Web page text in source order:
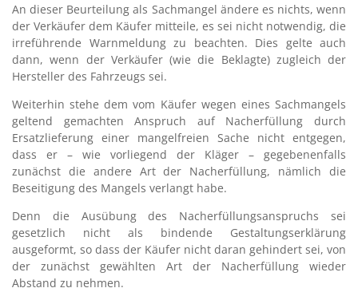
An dieser Beurteilung als Sachmangel ändere es nichts, wenn
der Verkäufer dem Käufer mitteile, es sei nicht notwendig, die
irreführende Warnmeldung zu beachten. Dies gelte auch
dann, wenn der Verkäufer (wie die Beklagte) zugleich der
Hersteller des Fahrzeugs sei.
Weiterhin stehe dem vom Käufer wegen eines Sachmangels
geltend gemachten Anspruch auf Nacherfüllung durch
Ersatzlieferung einer mangelfreien Sache nicht entgegen,
dass er – wie vorliegend der Kläger – gegebenenfalls
zunächst die andere Art der Nacherfüllung, nämlich die
Beseitigung des Mangels verlangt habe.
Denn die Ausübung des Nacherfüllungsanspruchs sei
gesetzlich nicht als bindende Gestaltungserklärung
ausgeformt, so dass der Käufer nicht daran gehindert sei, von
der zunächst gewählten Art der Nacherfüllung wieder
Abstand zu nehmen.